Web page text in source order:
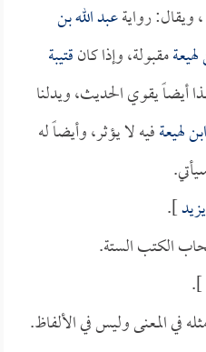
، ويقال: روايةعبد الله بن
مقبولة، وإذا كانقتيبة
أيضاً يقوي الحديث، ويدلنا
ابن لهيعةفيه لا يؤثر، وأيضاً له
].
الكتب الستة.
].
في المعنى وليس في الألفاظ.